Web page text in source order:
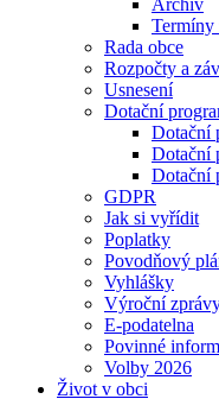
Archiv
Termíny
Rada obce
Rozpočty a
Usnesení
Dotační
Dotační
Dotační
Dotační
GDPR
Jak si vyřídit
Poplatky
Povodňový
Vyhlášky
Výroční
E-podatelna
Povinné
Volby 2026
Život v obci